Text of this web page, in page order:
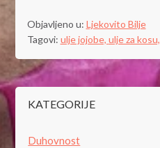
Objavljeno u: Ljekovito Bilje
Tagovi: ulje jojobe, ulje za kosu,
KATEGORIJE
Duhovnost